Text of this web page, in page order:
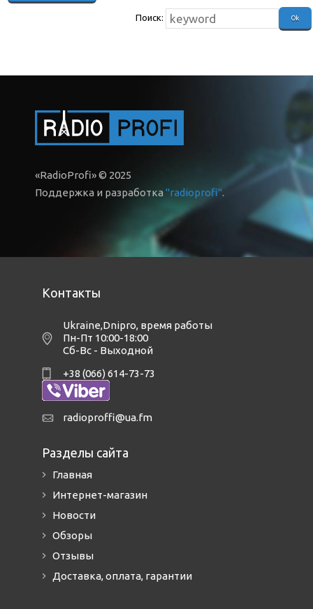
Поиск:
«RadioProfi» © 2025
Поддержка и разработка"radioprofi".
Контакты
Ukraine,Dnipro, время работы
Пн-Пт 10:00-18:00
Сб-Вс - Выходной
+38 (066) 614-73-73
radioproffi@ua.fm
Разделы сайта
Главная
Интернет-магазин
Новости
Обзоры
Отзывы
Доставка, оплата, гарантии